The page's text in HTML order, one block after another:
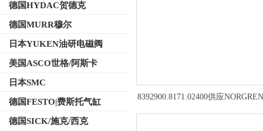
德国HYDAC贺德克
德国MURR穆尔
日本YUKEN油研电磁阀
美国ASCO世格/阿斯卡
日本SMC
德国FESTO|费斯托气缸
德国SICK/施克/西克
8392900.8171.02400供应